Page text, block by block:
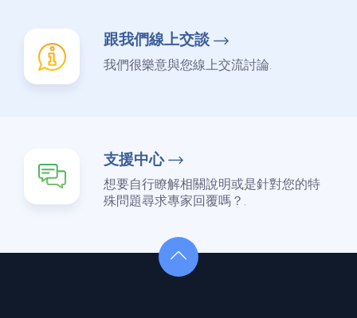
跟我們線上交談
我們很樂意與您線上交流討論.
支援中心
想要自行瞭解相關說明或是針對您的特
殊問題尋求專家回覆嗎？.